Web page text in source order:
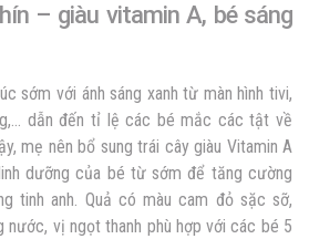
– giàu vitamin A, bé sáng
sớm với ánh sáng xanh từ màn hình tivi,
dẫn đến tỉ lệ các bé mắc các tật về
mẹ nên bổ sung trái cây giàu Vitamin A
dưỡng của bé từ sớm để tăng cường
tinh anh. Quả có màu cam đỏ sặc sỡ,
nước, vị ngọt thanh phù hợp với các bé 5